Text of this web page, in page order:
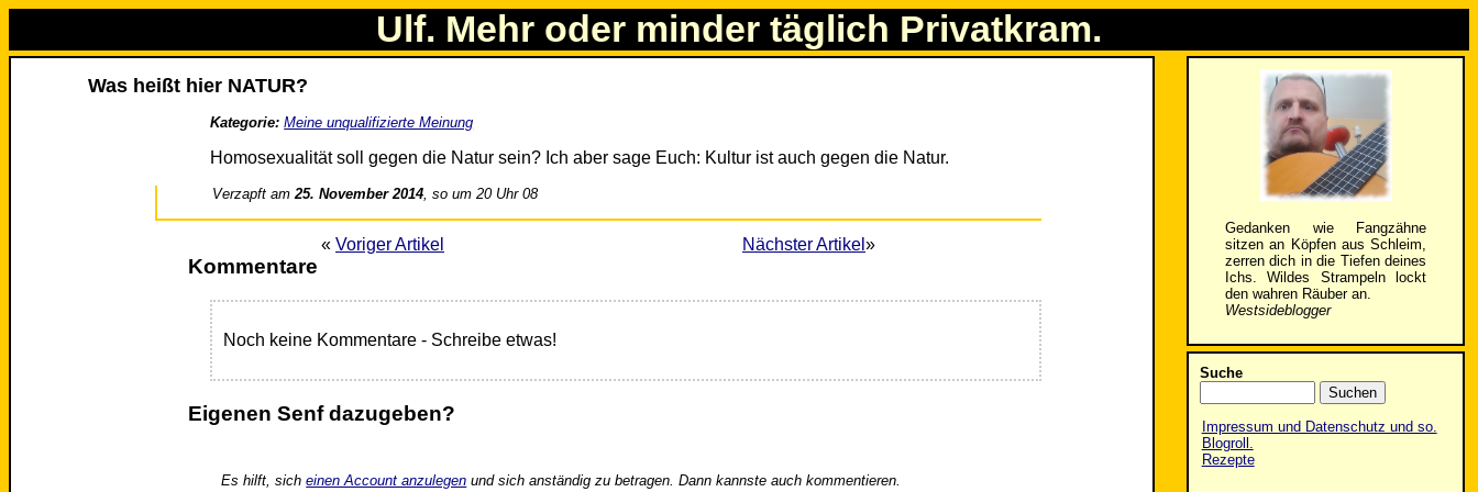
Ulf. Mehr oder minder täglich Privatkram.
Was heißt hier NATUR?
Kategorie: Meine unqualifizierte Meinung
Homosexualität soll gegen die Natur sein? Ich aber sage Euch: Kultur ist auch gegen die Natur.
Verzapft am25. November 2014, so um 20 Uhr 08
« Voriger Artikel Nächster Artikel »
Kommentare
Noch keine Kommentare - Schreibe etwas!
Eigenen Senf dazugeben?
Es hilft, sicheinen Account anzulegen und sich anständig zu betragen. Dann kannste auch kommentieren.
Gedanken wie Fangzähne
sitzen an Köpfen aus Schleim,
zerren dich in die Tiefen deines
Ichs. Wildes Strampeln lockt
den wahren Räuber an.
Westsideblogger
Suche
Impressum und Datenschutz und so.
Blogroll.
Rezepte